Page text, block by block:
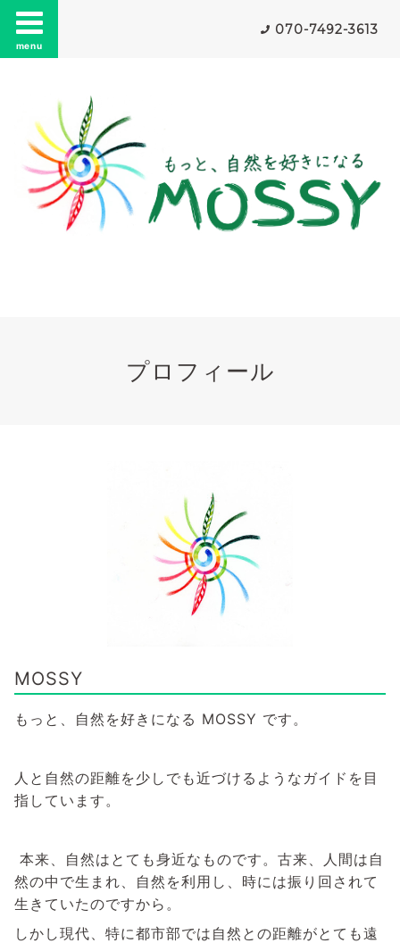
menu
070-7492-3613
プロフィール
MOSSY
もっと、自然を好きになる MOSSY です。
人と自然の距離を少しでも近づけるようなガイドを目
指しています。
本来、自然はとても身近なものです。古来、人間は自
然の中で生まれ、自然を利用し、時には振り回されて
生きていたのですから。
しかし現代、特に都市部では自然との距離がとても遠